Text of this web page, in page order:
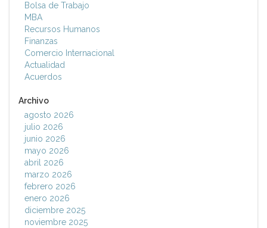
Bolsa de Trabajo
MBA
Recursos Humanos
Finanzas
Comercio Internacional
Actualidad
Acuerdos
Archivo
agosto 2026
julio 2026
junio 2026
mayo 2026
abril 2026
marzo 2026
febrero 2026
enero 2026
diciembre 2025
noviembre 2025